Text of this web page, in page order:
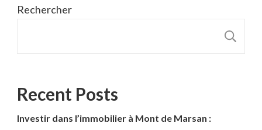
Rechercher
Recent Posts
Investir dans l’immobilier à Mont de Marsan :